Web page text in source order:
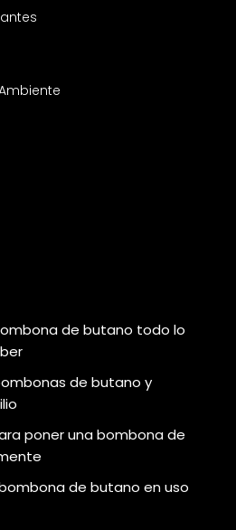
de butano todo lo
de butano y
poner una bombona de
de butano en uso